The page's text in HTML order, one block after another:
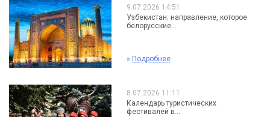
9.07.2026 14:51
Узбекистан: направление, которое
белорусские...
» Подробнее
8.07.2026 11:11
Календарь туристических
фестивалей в...